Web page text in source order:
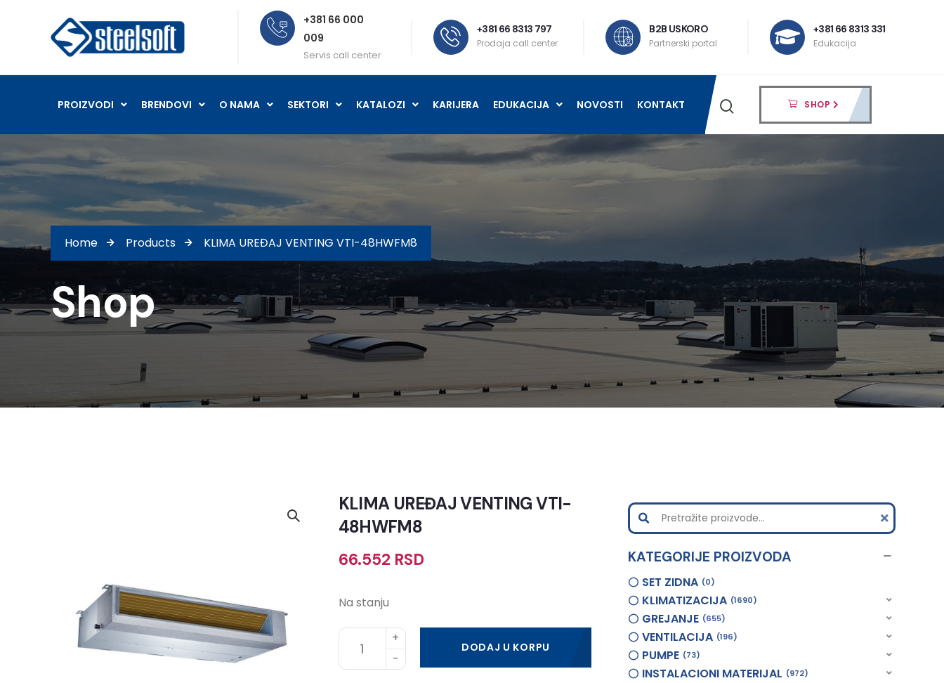
+381 66 000
009
Servis call center
+381 66 8313 797
Prodaja call center
B2B USKORO
Partnerski portal
+381 66 8313 331
Edukacija
PROIZVODI BRENDOVI O NAMA SEKTORI KATALOZI KARIJERA EDUKACIJA NOVOSTI KONTAKT SHOP
Home Products KLIMA UREĐAJ VENTING VTI-48HWFM8
Shop
KLIMA UREĐAJ VENTING VTI-
48HWFM8
66.552 RSD
Na stanju
DODAJ U KORPU
KATEGORIJE PROIZVODA
SET ZIDNA 0
KLIMATIZACIJA 1690
GREJANJE 655
VENTILACIJA 196
PUMPE 73
INSTALACIONI MATERIJAL 972